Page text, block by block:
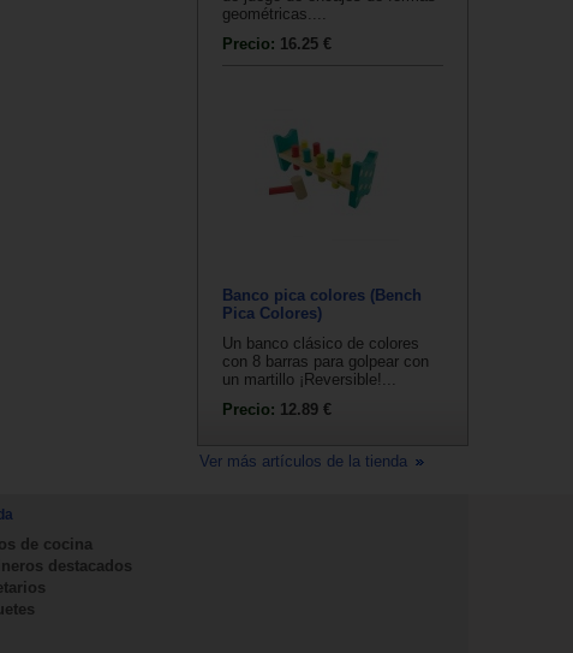
geométricas....
Precio: 16.25 €
Banco pica colores (Bench
Pica Colores)
Un banco clásico de colores
con 8 barras para golpear con
un martillo ¡Reversible!...
Precio: 12.89 €
Ver más artículos de la tienda
de cocina
destacados